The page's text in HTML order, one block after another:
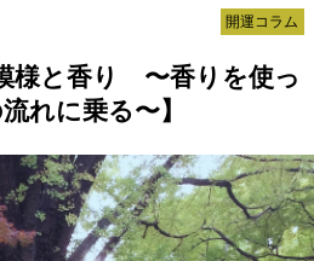
開運コラム
様と香り 〜香りを使っ
れに乗る〜】